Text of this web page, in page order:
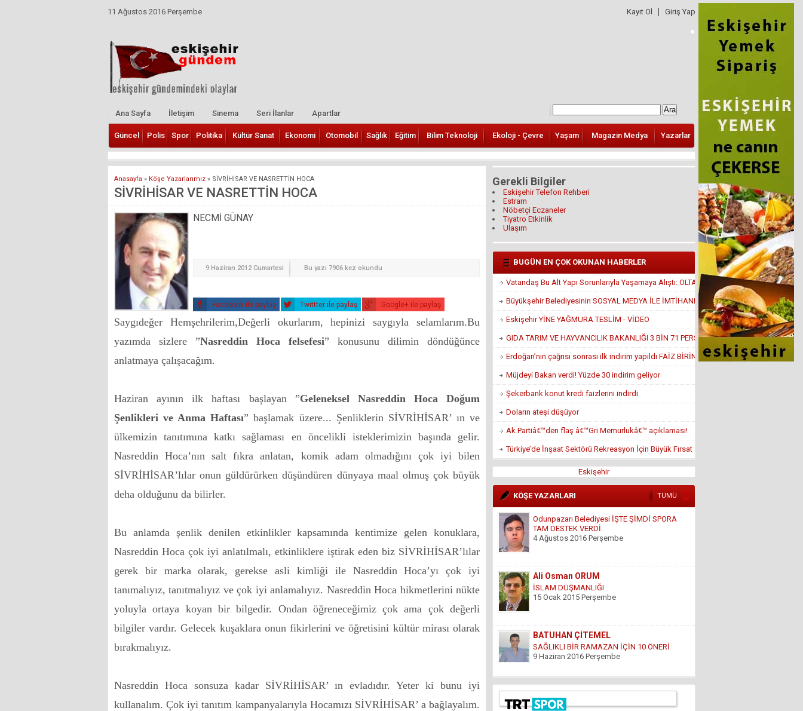
11 Ağustos 2016 Perşembe Kayıt Ol Giriş Yap
Ana Sayfa İletişim Sinema Seri İlanlar Apartlar
Güncel Polis Spor Politika Kültür Sanat Ekonomi Otomobil Sağlık Eğitim Bilim Teknoloji Ekoloji - Çevre Yaşam Magazin Medya Yazarlar
Anasayfa » Köşe Yazarlarımız » SİVRİHİSAR VE NASRETTİN HOCA
SİVRİHİSAR VE NASRETTİN HOCA
NECMİ GÜNAY
9 Haziran 2012 Cumartesi Bu yazı 7906 kez okundu
Facebook ile paylaş Twittter ile paylaş Google+ ile paylaş
Saygıdeğer Hemşehrilerim,Değerli okurlarım, hepinizi saygıyla selamlarım.Bu
yazımda sizlere ”Nasreddin Hoca felsefesi” konusunu dilimin döndüğünce
anlatmaya çalışacağım.
Haziran ayının ilk haftası başlayan ”Geleneksel Nasreddin Hoca Doğum
Şenlikleri ve Anma Haftası” başlamak üzere... Şenliklerin SİVRİHİSAR’ ın ve
ülkemizin tanıtımına katkı sağlaması en öncelikli isteklerimizin başında gelir.
Nasreddin Hoca’nın salt fıkra anlatan, komik adam olmadığını çok iyi bilen
SİVRİHİSAR’lılar onun güldürürken düşündüren dünyaya maal olmuş çok büyük
deha olduğunu da bilirler.
Bu anlamda şenlik denilen etkinlikler kapsamında kentimize gelen konuklara,
Nasreddin Hoca çok iyi anlatılmalı, etkinliklere iştirak eden biz SİVRİHİSAR’lılar
gerek bir marka olarak, gerekse asli kimliği ile Nasreddin Hoca’yı çok iyi
tanımalıyız, tanıtmalıyız ve çok iyi anlamalıyız. Nasreddin Hoca hikmetlerini nükte
yoluyla ortaya koyan bir bilgedir. Ondan öğreneceğimiz çok ama çok değerli
bilgiler vardır. Gelecek kuşaklara onun fikirlerini ve öğretisini kültür mirası olarak
bırakmalıyız.
Nasreddin Hoca sonsuza kadar SİVRİHİSAR’ ın evladıdır. Yeter ki bunu iyi
kullanalım. Çok iyi tanıtım kampanyalarıyla Hocamızı SİVRİHİSAR’ a bağlayalım.
Gerekli Bilgiler
Eskişehir Telefon Rehberi
Estram
Nöbetçi Eczaneler
Tiyatro Etkinlik
Ulaşım
BUGÜN EN ÇOK OKUNAN HABERLER
Vatandaş Bu Alt Yapı Sorunlarıyla Yaşamaya Alıştı: OLTA ATTILAR
Büyükşehir Belediyesinin SOSYAL MEDYA İLE İMTİHANI
Eskişehir YİNE YAĞMURA TESLİM - VİDEO
GIDA TARIM VE HAYVANCILIK BAKANLIĞI 3 BİN 71 PERSONEL ALACAK!
Erdoğan’nın çağrısı sonrası ilk indirim yapıldı FAİZ BİRİN ALTINDA
Müjdeyi Bakan verdi! Yüzde 30 indirim geliyor
Şekerbank konut kredi faizlerini indirdi
Doların ateşi düşüyor
Ak Partiâ€™den flaş â€™Gri Memurlukâ€™ açıklaması!
Türkiye’de İnşaat Sektörü Rekreasyon İçin Büyük Fırsat
Eskişehir
KÖŞE YAZARLARI TÜMÜ
Odunpazarı Belediyesi İŞTE ŞİMDİ SPORA
TAM DESTEK VERDİ.
4 Ağustos 2016 Perşembe
İSLAM DÜŞMANLIĞI
15 Ocak 2015 Perşembe
SAĞLIKLI BİR RAMAZAN İÇİN 10 ÖNERİ
9 Haziran 2016 Perşembe
GÜNDOĞDU YILDIRIM
ÇARESİZLİK
9 Haziran 2016 Perşembe